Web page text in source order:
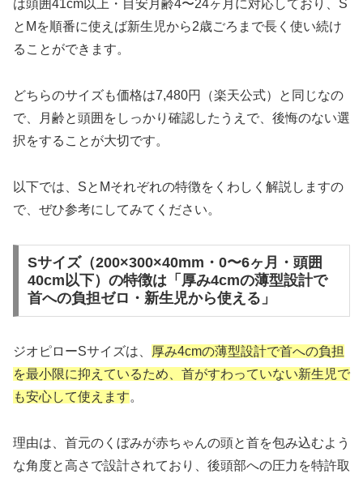
は頭囲41cm以上・目安月齢4〜24ヶ月に対応しており、S
とMを順番に使えば新生児から2歳ごろまで長く使い続け
ることができます。
どちらのサイズも価格は7,480円（楽天公式）と同じなの
で、月齢と頭囲をしっかり確認したうえで、後悔のない選
択をすることが大切です。
以下では、SとMそれぞれの特徴をくわしく解説しますの
で、ぜひ参考にしてみてください。
Sサイズ（200×300×40mm・0〜6ヶ月・頭囲
40cm以下）の特徴は「厚み4cmの薄型設計で
首への負担ゼロ・新生児から使える」
ジオピローSサイズは、
厚み4cmの薄型設計で首への負担
を最小限に抑えているため、首がすわっていない新生児で
も安心して使えます。
理由は、首元のくぼみが赤ちゃんの頭と首を包み込むよう
な角度と高さで設計されており、後頭部への圧力を特許取